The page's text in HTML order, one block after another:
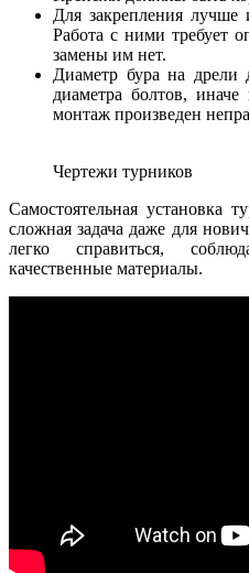
Для закрепления лучше
Работа с ними требует
замены им нет.
Диаметр бура на
диаметра болтов, иначе
монтаж произведен
Чертежи турников
Самостоятельная установка
сложная задача даже для
легко справиться,
качественные материалы.